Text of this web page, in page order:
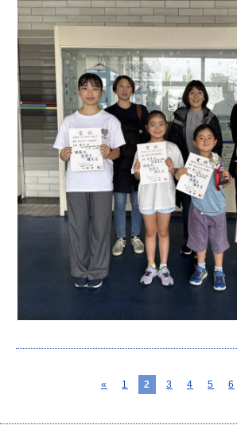
« 1 2 3 4 5 6